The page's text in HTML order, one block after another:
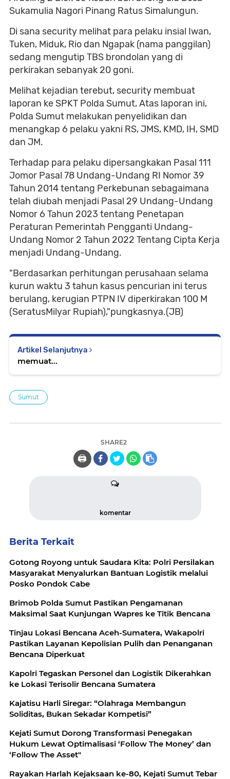
Sukamulia Nagori Pinang Ratus Simalungun.
Di sana security melihat para pelaku insial Iwan,
Tuken, Miduk, Rio dan Ngapak (nama panggilan)
sedang mengutip TBS brondolan yang di
perkirakan sebanyak 20 goni.
Melihat kejadian terebut, security membuat
laporan ke SPKT Polda Sumut, Atas laporan ini,
Polda Sumut melakukan penyelidikan dan
menangkap 6 pelaku yakni RS, JMS, KMD, IH, SMD
dan JM.
Terhadap para pelaku dipersangkakan Pasal 111
Jomor Pasal 78 Undang-Undang RI Nomor 39
Tahun 2014 tentang Perkebunan sebagaimana
telah diubah menjadi Pasal 29 Undang-Undang
Nomor 6 Tahun 2023 tentang Penetapan
Peraturan Pemerintah Pengganti Undang-
Undang Nomor 2 Tahun 2022 Tentang Cipta Kerja
menjadi Undang-Undang.
"Berdasarkan perhitungan perusahaan selama
kurun waktu 3 tahun kasus pencurian ini terus
berulang, kerugian PTPN IV diperkirakan 100 M
(SeratusMilyar Rupiah),"pungkasnya.(JB)
Artikel Selanjutnya
memuat...
Sumut
SHARE2
🖨️
komentar
Berita Terkait
Gotong Royong untuk Saudara Kita: Polri Persilakan
Masyarakat Menyalurkan Bantuan Logistik melalui
Posko Pondok Cabe
Brimob Polda Sumut Pastikan Pengamanan
Maksimal Saat Kunjungan Wapres ke Titik Bencana
Tinjau Lokasi Bencana Aceh-Sumatera, Wakapolri
Pastikan Layanan Kepolisian Pulih dan Penanganan
Bencana Diperkuat
Kapolri Tegaskan Personel dan Logistik Dikerahkan
ke Lokasi Terisolir Bencana Sumatera
Kajatisu Harli Siregar: “Olahraga Membangun
Soliditas, Bukan Sekadar Kompetisi”
Kejati Sumut Dorong Transformasi Penegakan
Hukum Lewat Optimalisasi ‘Follow The Money’ dan
‘Follow The Asset"
Rayakan Harlah Kejaksaan ke-80, Kejati Sumut Tebar